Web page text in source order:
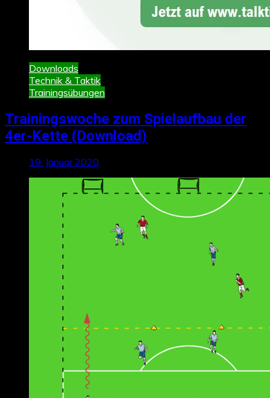
Downloads
Technik & Taktik
Trainingsübungen
Trainingswoche zum Spielaufbau der
4er-Kette (Download)
19. Januar 2020